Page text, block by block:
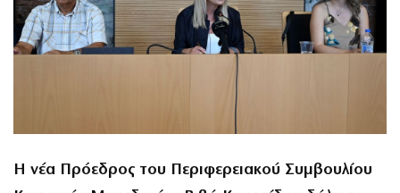
Η νέα Πρόεδρος του Περιφερειακού Συμβουλίου